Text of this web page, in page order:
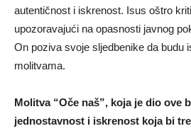
autentičnost i iskrenost. Isus oštro
upozoravajući na opasnosti javnog
On poziva svoje sljedbenike da budu
molitvama.
Molitva “Oče naš”, koja je dio ove
jednostavnost i iskrenost koja bi